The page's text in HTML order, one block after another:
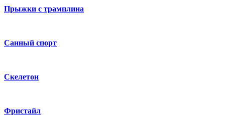
Прыжки с трамплина
Санный спорт
Скелетон
Фристайл